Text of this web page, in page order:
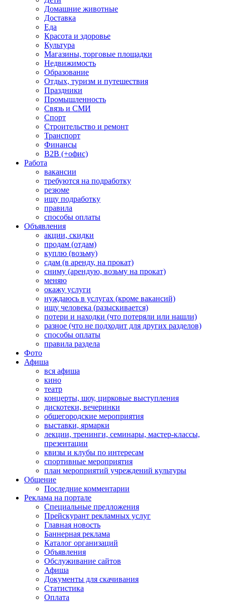
Домашние животные
Доставка
Еда
Красота и здоровье
Культура
Магазины, торговые площадки
Недвижимость
Образование
Отдых, туризм и путешествия
Праздники
Промышленность
Связь и СМИ
Спорт
Строительство и ремонт
Транспорт
Финансы
B2B (+офис)
Работа
вакансии
требуются на подработку
резюме
ищу подработку
правила
способы оплаты
Объявления
акции, скидки
продам (отдам)
куплю (возьму)
сдам (в аренду, на прокат)
сниму (арендую, возьму на прокат)
меняю
окажу услуги
нуждаюсь в услугах (кроме вакансий)
ищу человека (разыскивается)
потери и находки (что потеряли или нашли)
разное (что не подходит для других разделов)
способы оплаты
правила раздела
Фото
Афиша
вся афиша
кино
театр
концерты, шоу, цирковые выступления
дискотеки, вечеринки
общегородские мероприятия
выставки, ярмарки
лекции, тренинги, семинары, мастер-классы,
презентации
квизы и клубы по интересам
спортивные мероприятия
план мероприятий учреждений культуры
Общение
Последние комментарии
Реклама на портале
Специальные предложения
Прейскурант рекламных услуг
Главная новость
Баннерная реклама
Каталог организаций
Объявления
Обслуживание сайтов
Афиша
Документы для скачивания
Статистика
Оплата